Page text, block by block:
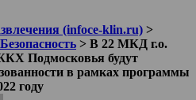
(infoce-klin.ru) >
Безопасность > В 22 МКД г.о.
Подмосковья будут
в рамках программы
году